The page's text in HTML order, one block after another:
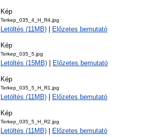
Kép
Terkep_035_4_H_R4.jpg
Letöltés (11MB) Előzetes bemutató
Kép
Terkep_035_5.jpg
Letöltés (15MB) Előzetes bemutató
Kép
Terkep_035_5_H_R1.jpg
Letöltés (11MB) Előzetes bemutató
Kép
Terkep_035_5_H_R2.jpg
Letöltés (11MB) Előzetes bemutató